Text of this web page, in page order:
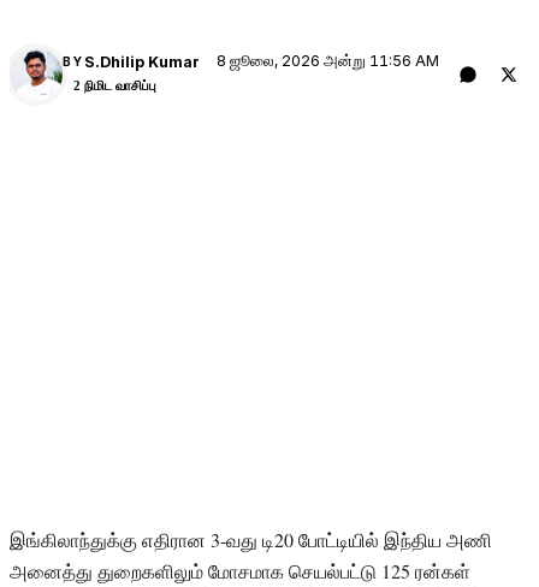
BY S.Dhilip Kumar 8 ஜூலை, 2026 அன்று 11:56 AM
2 நிமிட வாசிப்பு
இங்கிலாந்துக்கு எதிரான 3-வது டி20 போட்டியில் இந்திய அணி
அனைத்து துறைகளிலும் மோசமாக செயல்பட்டு 125 ரன்கள்